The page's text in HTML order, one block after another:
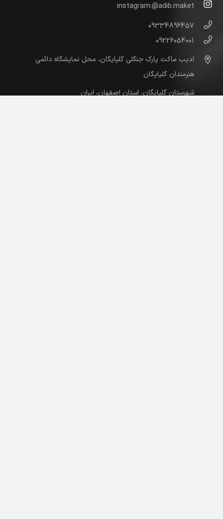
instagram:@adib.maket
09334896457
09226054001
ادیب ماکت پارک جنگلی گلپایگان، محل نمایشگاه دائمی
هنرمندان گلپایگان
شهرستان گلپایگان، استان اصفهان، ایران